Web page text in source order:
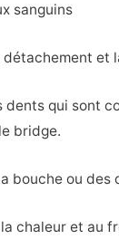
sanguins
détachement et
dents qui sont
bridge.
bouche ou des
chaleur et au